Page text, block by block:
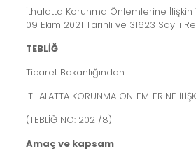
İthalatta Korunma Önlemlerine İlişkin
09 Ekim 2021 Tarihli ve 31623 Sayılı
TEBLİĞ
Ticaret Bakanlığından:
İTHALATTA KORUNMA ÖNLEMLERİNE
(TEBLİĞ NO: 2021/8)
Amaç ve kapsam